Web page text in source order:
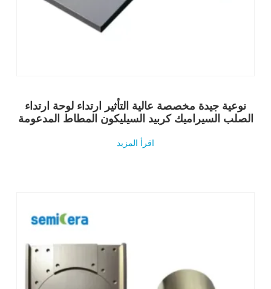
نوعية جيدة مخصصة عالية التأثير ارتداء لوحة ارتداء
الصلب السيراميك كربيد السيليكون المطاط المدعومة
اقرأ المزيد